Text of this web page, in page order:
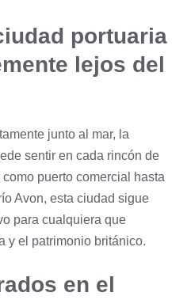
portuaria
lejos del
junto al mar, la
sentir en cada rincón de
puerto comercial hasta
Avon, esta ciudad sigue
para cualquiera que
y el patrimonio británico.
en el